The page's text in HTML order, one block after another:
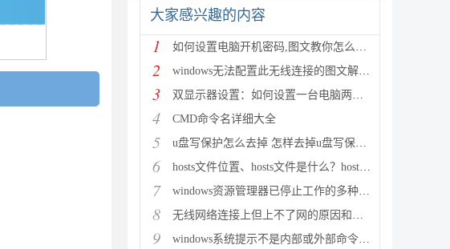
大家感兴趣的内容
1 如何设置电脑开机密码,图文教你怎么设置开机密码(winx
2 windows无法配置此无线连接的图文解决方法
3 双显示器设置：如何设置一台电脑两个显示器
4 CMD命令名详细大全
5 u盘写保护怎么去掉 怎样去掉u盘写保护操作教程
6 hosts文件位置、hosts文件是什么？hosts文件修复方法
7 windows资源管理器已停止工作的多种解决方法
8 无线网络连接上但上不了网的原因和解决方法
9 windows系统提示不是内部或外部命令也不是可运行的程